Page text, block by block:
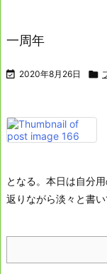
一周年
 2020年8月26日 
となる。 本日は自分
返りながら淡々と書い